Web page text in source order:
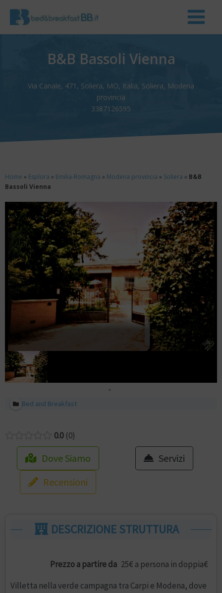
B&B Bassoli Vienna
Via Canale, 471, Soliera, MO, Italia, Soliera, Modena
provincia
3387126595
Home » Esplora » Emilia-Romagna » Modena provincia » Soliera » B&B
Bassoli Vienna
Bed and Breakfast
0.0 0
Dove Siamo
Servizi
Recensioni
DESCRIZIONE STRUTTURA
Prezzo a partire da 25€ a persona in doppia€
Villetta nella verde campagna tra Carpi e Modena, dove